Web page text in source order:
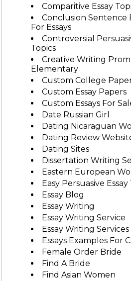
Comparitive Essay
Conclusion Sentence
For Essays
Controversial
Topics
Creative Writing
Elementary
Custom College
Custom Essay Papers
Custom Essays For
Date Russian Girl
Dating Nicaraguan
Dating Review
Dating Sites
Dissertation Writing
Eastern European
Easy Persuasive Essay
Essay Blog
Essay Writing
Essay Writing Service
Essay Writing Services
Essays Examples For
Female Order Bride
Find A Bride
Find Asian Women